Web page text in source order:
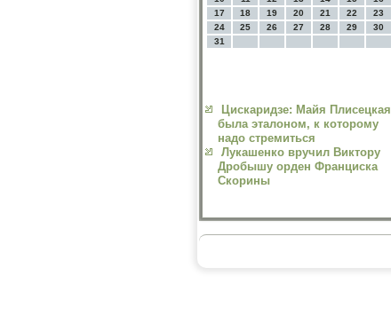
17
18 19 20 21 22
23
24
25 26 27 28 29
30
31
Цискаридзе: Майя Плисецкая
была эталоном, к которому
надо стремиться
Лукашенко вручил Виктору
Дробышу орден Франциска
Скорины